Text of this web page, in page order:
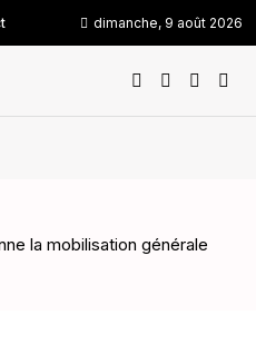
dimanche, 9 août 2026
la mobilisation générale